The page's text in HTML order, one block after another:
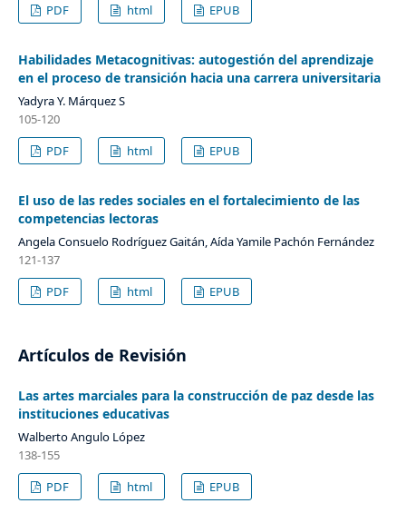
PDF
html EPUB
Habilidades Metacognitivas: autogestión del aprendizaje
en el proceso de transición hacia una carrera universitaria
Yadyra Y. Márquez S
105-120
PDF
html EPUB
El uso de las redes sociales en el fortalecimiento de las
competencias lectoras
Angela Consuelo Rodríguez Gaitán, Aída Yamile Pachón Fernández
121-137
PDF
html EPUB
Artículos de Revisión
Las artes marciales para la construcción de paz desde las
instituciones educativas
Walberto Angulo López
138-155
PDF
html EPUB